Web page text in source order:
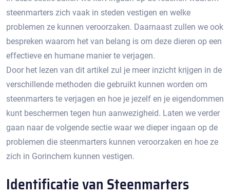
steenmarters zich vaak in steden vestigen en welke
problemen ze kunnen veroorzaken.​ Daarnaast zullen we ook
bespreken waarom het van belang is om deze dieren op een
effectieve en humane manier te verjagen.​
Door het lezen van dit artikel zul je meer inzicht krijgen in de
verschillende methoden die gebruikt kunnen worden om
steenmarters te verjagen en hoe je jezelf en je eigendommen
kunt beschermen tegen hun aanwezigheid.​ Laten we verder
gaan naar de volgende sectie waar we dieper ingaan op de
problemen die steenmarters kunnen veroorzaken en hoe ze
zich in Gorinchem kunnen vestigen.​
Identificatie van Steenmarters